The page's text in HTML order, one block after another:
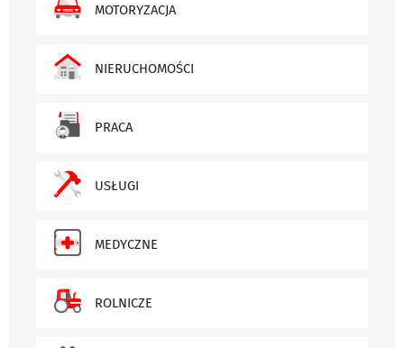
MOTORYZACJA
NIERUCHOMOŚCI
PRACA
USŁUGI
MEDYCZNE
ROLNICZE